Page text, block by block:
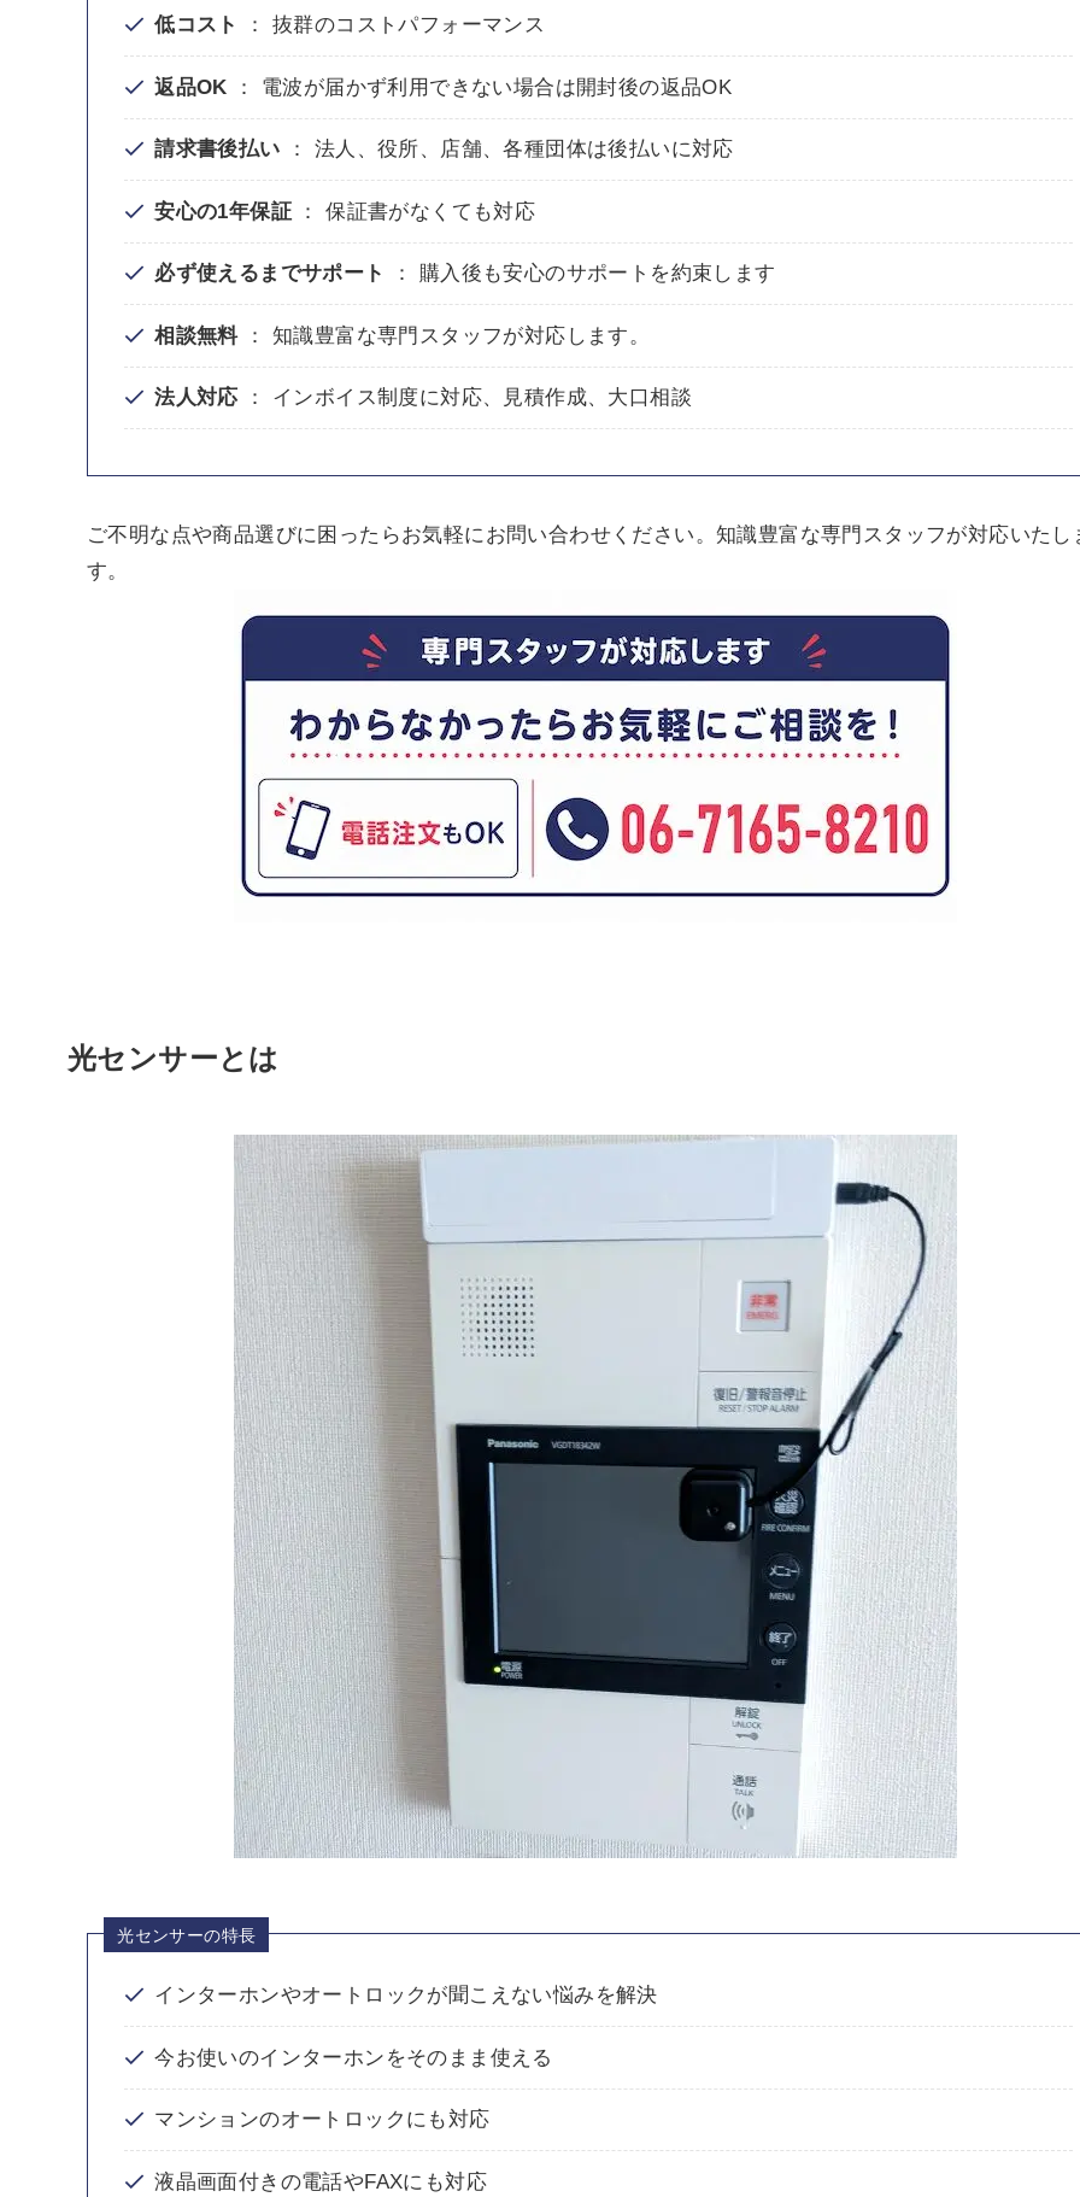
低コスト ： 抜群のコストパフォーマンス
返品OK ： 電波が届かず利用できない場合は開封後の返品OK
請求書後払い ： 法人、役所、店舗、各種団体は後払いに対応
安心の1年保証 ： 保証書がなくても対応
必ず使えるまでサポート ： 購入後も安心のサポートを約束します
相談無料： 知識豊富な専門スタッフが対応します。
法人対応 ： インボイス制度に対応、見積作成、大口相談
ご不明な点や商品選びに困ったらお気軽にお問い合わせください。知識豊富な専門スタッフが対応いたし
す。
光センサーとは
光センサーの特長
インターホンやオートロックが聞こえない悩みを解決
今お使いのインターホンをそのまま使える
マンションのオートロックにも対応
液晶画面付きの電話やFAXにも対応